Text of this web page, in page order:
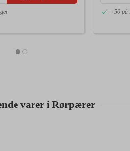
+50 på
varer i Rørpærer